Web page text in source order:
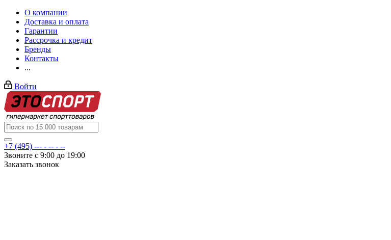
О компании
Доставка и оплата
Гарантии
Рассрочка и кредит
Бренды
Контакты
...
Войти
+7 (495) --- - -- - --
Звоните с 9:00 до 19:00
Заказать звонок